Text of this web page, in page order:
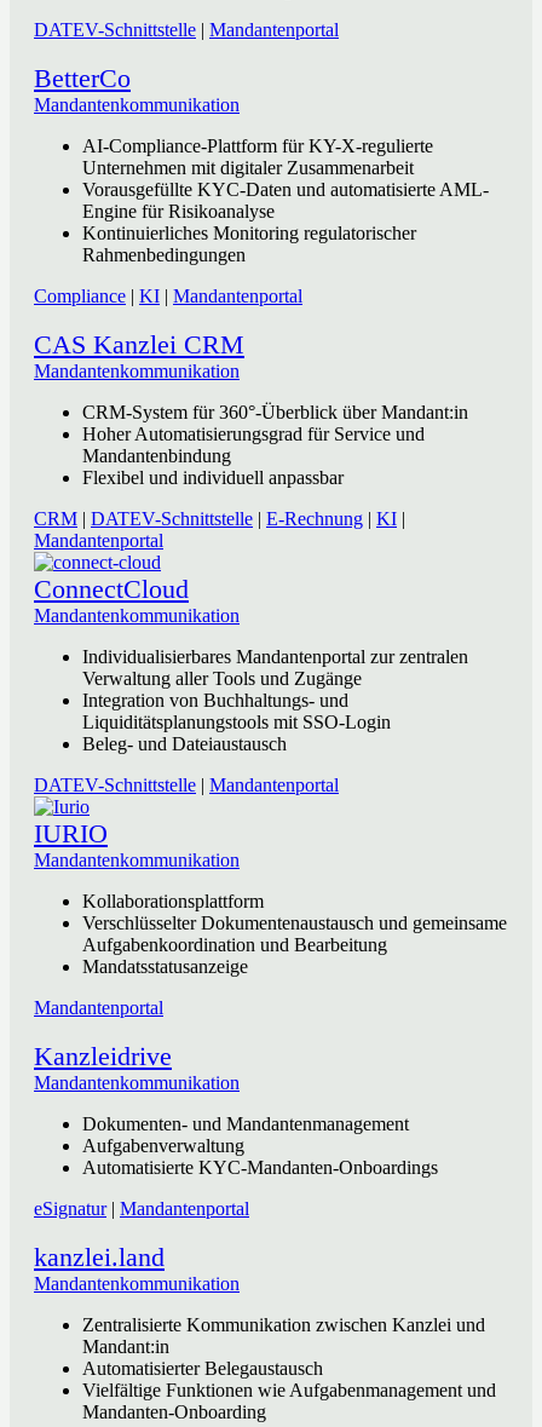
DATEV-Schnittstelle | Mandantenportal
BetterCo
Mandantenkommunikation
AI-Compliance-Plattform für KY-X-regulierte
Unternehmen mit digitaler Zusammenarbeit
Vorausgefüllte KYC-Daten und automatisierte AML-
Engine für Risikoanalyse
Kontinuierliches Monitoring regulatorischer
Rahmenbedingungen
Compliance | KI | Mandantenportal
CAS Kanzlei CRM
Mandantenkommunikation
CRM-System für 360°-Überblick über Mandant:in
Hoher Automatisierungsgrad für Service und
Mandantenbindung
Flexibel und individuell anpassbar
CRM | DATEV-Schnittstelle | E-Rechnung | KI |
Mandantenportal
ConnectCloud
Mandantenkommunikation
Individualisierbares Mandantenportal zur zentralen
Verwaltung aller Tools und Zugänge
Integration von Buchhaltungs- und
Liquiditätsplanungstools mit SSO-Login
Beleg- und Dateiaustausch
DATEV-Schnittstelle | Mandantenportal
IURIO
Mandantenkommunikation
Kollaborationsplattform
Verschlüsselter Dokumentenaustausch und gemeinsame
Aufgabenkoordination und Bearbeitung
Mandatsstatusanzeige
Mandantenportal
Kanzleidrive
Mandantenkommunikation
Dokumenten- und Mandantenmanagement
Aufgabenverwaltung
Automatisierte KYC-Mandanten-Onboardings
eSignatur| Mandantenportal
kanzlei.land
Mandantenkommunikation
Zentralisierte Kommunikation zwischen Kanzlei und
Mandant:in
Automatisierter Belegaustausch
Vielfältige Funktionen wie Aufgabenmanagement und
Mandanten-Onboarding